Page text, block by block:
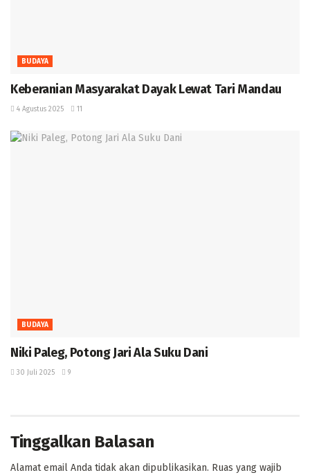
BUDAYA
Keberanian Masyarakat Dayak Lewat Tari Mandau ‎
4 Agustus 2025 11
BUDAYA
Niki Paleg, Potong Jari Ala Suku Dani
30 Juli 2025 9
Tinggalkan Balasan
Alamat email Anda tidak akan dipublikasikan. Ruas yang wajib